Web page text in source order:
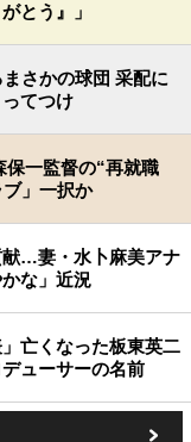
とう』」
さかの球団 采配に
てつけ
保一監督の“再就職
」一択か
…妻・水卜麻美アナ
な」近況
亡くなった板東英二
ューサーの名前